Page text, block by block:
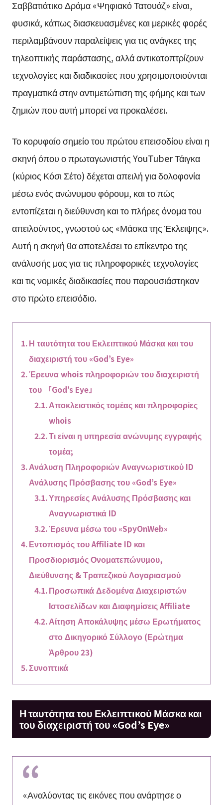
Σαββατιάτικο Δράμα «Ψηφιακό Τατουάζ» είναι,
φυσικά, κάπως διασκευασμένες και μερικές φορές
περιλαμβάνουν παραλείψεις για τις ανάγκες της
τηλεοπτικής παράστασης, αλλά αντικατοπτρίζουν
τεχνολογίες και διαδικασίες που χρησιμοποιούνται
πραγματικά στην αντιμετώπιση της φήμης και των
ζημιών που αυτή μπορεί να προκαλέσει.
Το κορυφαίο σημείο του πρώτου επεισοδίου είναι η
σκηνή όπου ο πρωταγωνιστής YouTuber Τάιγκα
(κύριος Κόσι Σέτο) δέχεται απειλή για δολοφονία
μέσω ενός ανώνυμου φόρουμ, και το πώς
εντοπίζεται η διεύθυνση και το πλήρες όνομα του
απειλούντος, γνωστού ως «Μάσκα της Έκλειψης».
Αυτή η σκηνή θα αποτελέσει το επίκεντρο της
ανάλυσής μας για τις πληροφορικές τεχνολογίες
και τις νομικές διαδικασίες που παρουσιάστηκαν
στο πρώτο επεισόδιο.
Η ταυτότητα του Εκλειπτικού Μάσκα και του
διαχειριστή του «God’s Eye»
Έρευνα whois πληροφοριών του διαχειριστή
του 「God’s Eye」
Αποκλειστικός τομέας και πληροφορίες
whois
Τι είναι η υπηρεσία ανώνυμης εγγραφής
τομέα;
Ανάλυση Πληροφοριών Αναγνωριστικού ID
Ανάλυσης Πρόσβασης του «God’s Eye»
Υπηρεσίες Ανάλυσης Πρόσβασης και
Αναγνωριστικά ID
Έρευνα μέσω του «SpyOnWeb»
Εντοπισμός του Affiliate ID και
Προσδιορισμός Ονοματεπώνυμου,
Διεύθυνσης & Τραπεζικού Λογαριασμού
Προσωπικά Δεδομένα Διαχειριστών
Ιστοσελίδων και Διαφημίσεις Affiliate
Αίτηση Αποκάλυψης μέσω Ερωτήματος
στο Δικηγορικό Σύλλογο (Ερώτημα
Άρθρου 23)
Συνοπτικά
Η ταυτότητα του Εκλειπτικού Μάσκα και
του διαχειριστή του «God’s Eye»
«Αναλύοντας τις εικόνες που ανάρτησε ο